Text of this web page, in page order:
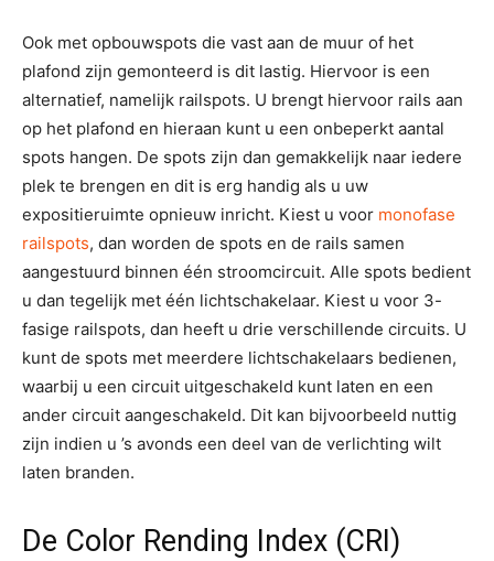
Ook met opbouwspots die vast aan de muur of het
plafond zijn gemonteerd is dit lastig. Hiervoor is een
alternatief, namelijk railspots. U brengt hiervoor rails aan
op het plafond en hieraan kunt u een onbeperkt aantal
spots hangen. De spots zijn dan gemakkelijk naar iedere
plek te brengen en dit is erg handig als u uw
expositieruimte opnieuw inricht. Kiest u voor monofase
railspots, dan worden de spots en de rails samen
aangestuurd binnen één stroomcircuit. Alle spots bedient
u dan tegelijk met één lichtschakelaar. Kiest u voor 3-
fasige railspots, dan heeft u drie verschillende circuits. U
kunt de spots met meerdere lichtschakelaars bedienen,
waarbij u een circuit uitgeschakeld kunt laten en een
ander circuit aangeschakeld. Dit kan bijvoorbeeld nuttig
zijn indien u ’s avonds een deel van de verlichting wilt
laten branden.
De Color Rending Index (CRI)